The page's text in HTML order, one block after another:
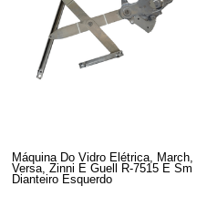
Máquina Do Vidro Elétrica, March,
Versa, Zinni E Guell R-7515 E Sm
Dianteiro Esquerdo